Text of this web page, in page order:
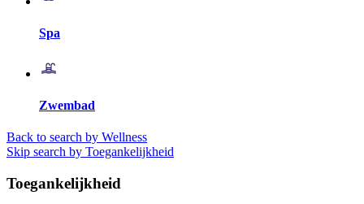
Spa
Zwembad
Back to search by Wellness
Skip search by Toegankelijkheid
Toegankelijkheid